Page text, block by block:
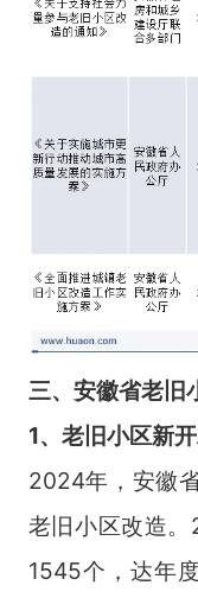
三、安徽省老旧
1、老旧小区新
2024年，安徽
老旧小区改造
1545个，达年